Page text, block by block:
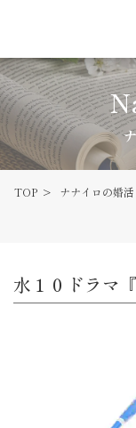
TOP ナナイロの婚
水１０ドラマ